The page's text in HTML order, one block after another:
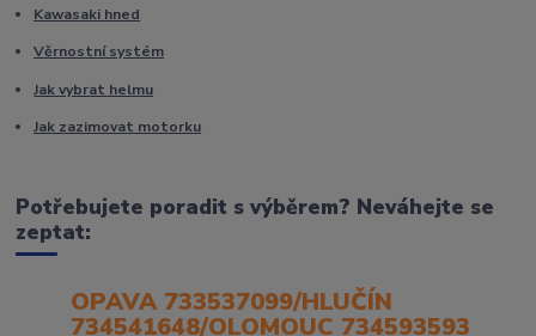
Kawasaki hned
Věrnostní systém
Jak vybrat helmu
Jak zazimovat motorku
Potřebujete poradit s výběrem? Neváhejte se
zeptat:
OPAVA 733537099/HLUČÍN
734541648/OLOMOUC 734593593